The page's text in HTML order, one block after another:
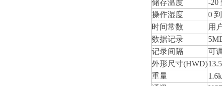
储存温度
-20
操作湿度
0
时间常数
用
数据记录
记录间隔
可
外形尺寸(HWD)
重量